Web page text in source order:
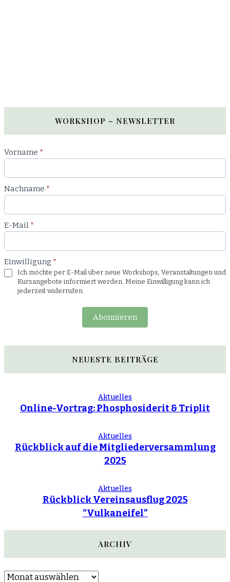
WORKSHOP – NEWSLETTER
Newsletter
Workshop
Vorname *
Nachname *
E-Mail *
Einwilligung *
Ich möchte per E-Mail über neue Workshops, Veranstaltungen und
Kursangebote informiert werden. Meine Einwilligung kann ich
jederzeit widerrufen.
Abonnieren
NEUESTE BEITRÄGE
Aktuelles
Online-Vortrag: Phosphosiderit & Triplit
Aktuelles
Rückblick auf die Mitgliederversammlung
2025
Aktuelles
Rückblick Vereinsausflug 2025
“Vulkaneifel”
ARCHIV
Archiv